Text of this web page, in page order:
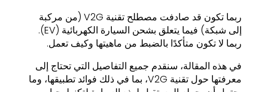
ربما تكون قد صادفت مصطلح تقنية V2G (من مركبة
إلى شبكة) فيما يتعلق بشحن السيارة الكهربائية (EV).
ربما لا تكون متأكدًا بالضبط من ماهيتها وكيف تعمل.
في هذه المقالة، سنقدم جميع التفاصيل التي تحتاج إلى
معرفتها حول تقنية V2G، بما في ذلك فوائد تطبيقها، وما